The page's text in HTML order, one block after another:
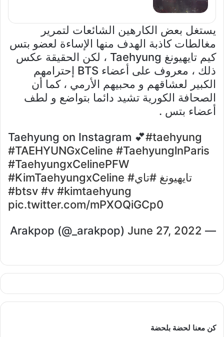
يستغل بعض الكارهين الشائعات لتمرير
مغالطات كاذبة الهدف منها الإساءة لعضو بتس
كيم تايهيونغ Taehyung ، لكن الحقيقة عكس
ذلك ، معروف على أعضاء BTS إحترامهم
الكبير لعشاقهم و محبيهم الأرمي ، كما أن
الصحافة الكورية تشيد دائما بتواضع و لطف
أعضاء بتس .
Taehyung on Instagram 💕#taehyung
#TAEHYUNGxCeline #TaehyunglnParis
#TaehyungxCelinePFW
#KimTaehyungxCeline
#تايهيونغ #تاي
#btsv #v #kimtaehyung
pic.twitter.com/mPXOQiGCp0
— Arakpop (@_arakpop)
June 27, 2022
كن معنا لحضة بلحضة